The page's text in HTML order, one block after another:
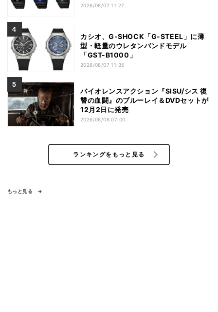
2026/08/07 11:27
カシオ、G-SHOCK「G-STEEL」に薄
型・軽量のウレタンバンドモデル
「GST-B1000」
2026/08/07 11:35
バイオレンスアクション『SISU/シス 復
讐の血闘』のブルーレイ＆DVDセットが
12月2日に発売
2026/08/06 07:00
ランキングをもっと見る
もっと見る